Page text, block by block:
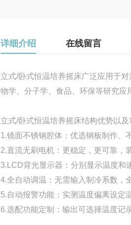
详细介绍 在线留言
立式/卧式恒温培养摇床广泛应用于
物学、分子学、食品、环保等研究应
立式/卧式恒温培养摇床结构优势以及
1.镜面不锈钢腔体：优选钢板制作、
2.直流无刷电机：更稳定，更可靠，
3.LCD背光显示器：分别显示温度和
4.全自动调温：无需输入制冷系数，
5.自动报警功能：实测温度偏离设定
6.选配功能定制：输出可选择温度记